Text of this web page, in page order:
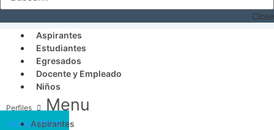
Close
Aspirantes
Estudiantes
Egresados
Docente y Empleado
Niños
Menu
Aspirantes
Acceso SICAU